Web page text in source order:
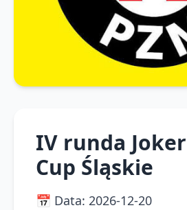
IV runda
Cup Śląskie
📅 Data: 2026-12-20